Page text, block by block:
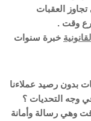
العقبات
وقت .
خبرة سنوات
بدون رصيد عملاءنا
وجه التحديات ؟
وهي رسالة وأمانة